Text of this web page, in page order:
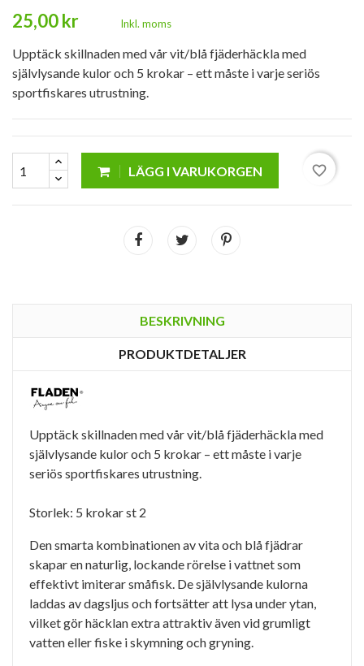
25,00 kr
Inkl. moms
Upptäck skillnaden med vår vit/blå fjäderhäckla med
självlysande kulor och 5 krokar – ett måste i varje seriös
sportfiskares utrustning.
LÄGG I VARUKORGEN favorite_border
BESKRIVNING
PRODUKTDETALJER
Upptäck skillnaden med vår vit/blå fjäderhäckla med
självlysande kulor och 5 krokar – ett måste i varje
seriös sportfiskares utrustning.
Storlek: 5 krokar st 2
Den smarta kombinationen av vita och blå fjädrar
skapar en naturlig, lockande rörelse i vattnet som
effektivt imiterar småfisk. De självlysande kulorna
laddas av dagsljus och fortsätter att lysa under ytan,
vilket gör häcklan extra attraktiv även vid grumligt
vatten eller fiske i skymning och gryning.